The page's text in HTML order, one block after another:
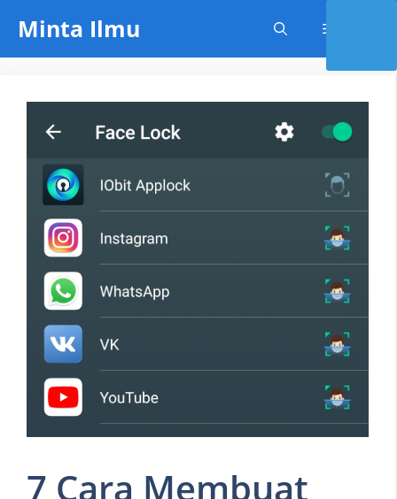
content
Minta Ilmu
7 Cara Membuat